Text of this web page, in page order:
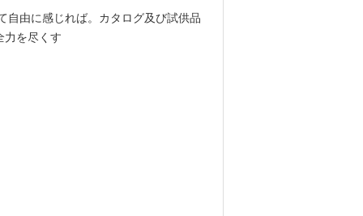
自由に感じれば。カタログ及び試供品
力を尽くす